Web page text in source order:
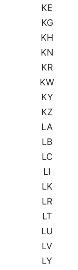
KE
KG
KH
KN
KR
KW
KY
KZ
LA
LB
LC
LI
LK
LR
LT
LU
LV
LY